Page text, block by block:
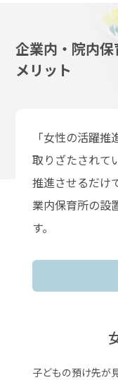
企業内・院内
メリット
「女性の活躍
取りざたされて
推進させるだけ
業内保育所の設
す。
子どもの預け先が